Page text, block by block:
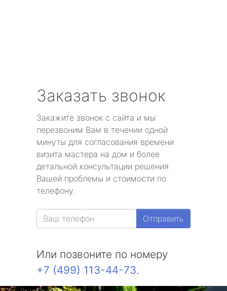
метро Театральная
метро Славянский бульвар
метро Университет
метро Текстильщики
метро Тульская
метро Тверская
метро Смоленская
Заказать звонок
Закажите звонок с сайта и мы
перезвоним Вам в течении одной
минуты для согласования времени
визита мастера на дом и более
детальной консультации решения
Вашей проблемы и стоимости по
телефону.
Отправить
Или позвоните по номеру
+7 (499) 113-44-73.